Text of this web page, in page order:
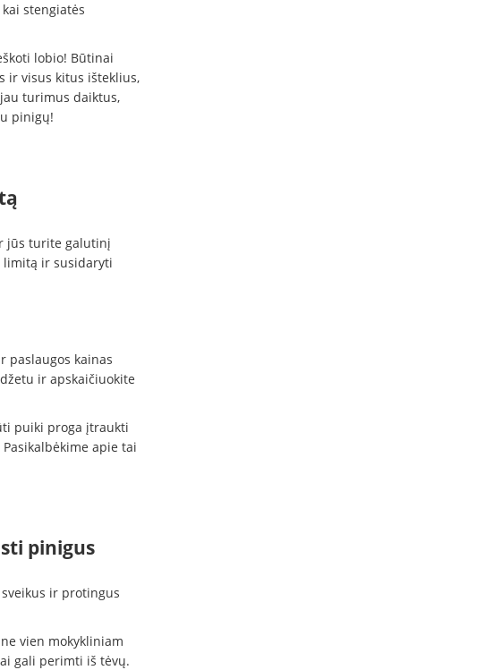
stengiatės
lobio! Būtinai
ir visus kitus išteklius,
turimus daiktus,
pinigų!
jūs turite galutinį
limitą ir susidaryti
paslaugos kainas
ir apskaičiuokite
puiki proga įtraukti
Pasikalbėkime apie tai
pinigus
ir protingus
vien mokykliniam
gali perimti iš tėvų.